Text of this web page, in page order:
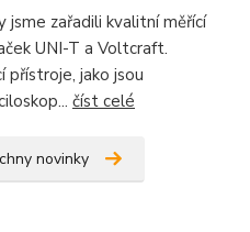
jsme zařadili kvalitní měřící
UNI-T a Voltcraft.
přístroje, jako jsou
číst celé
novinky